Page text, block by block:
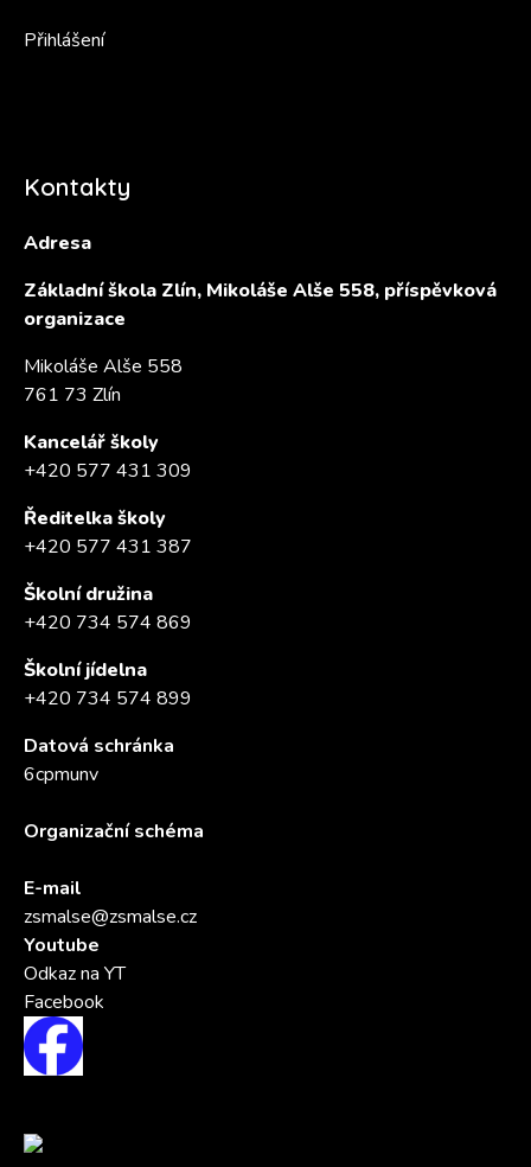
Přihlášení
Kontakty
Adresa
Základní škola Zlín, Mikoláše Alše 558, příspěvková
organizace
Mikoláše Alše 558
761 73 Zlín
Kancelář školy
+420 577 431 309
Ředitelka školy
+420 577 431 387
Školní družina
+420 734 574 869
Školní jídelna
+420 734 574 899
Datová schránka
6cpmunv
Organizační schéma
E-mail
zsmalse@zsmalse.cz
Youtube
Odkaz na YT
Facebook